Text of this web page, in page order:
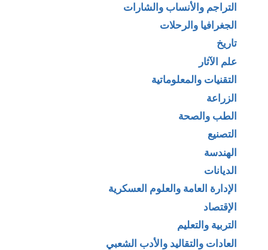
التراجم والأنساب والشارات
الجغرافيا والرحلات
تاريخ
علم الآثار
التقنيات والمعلوماتية
الزراعة
الطب والصحة
التصنيع
الهندسة
الديانات
الإدارة العامة والعلوم العسكرية
الإقتصاد
التربية والتعليم
العادات والتقاليد والأدب الشعبي